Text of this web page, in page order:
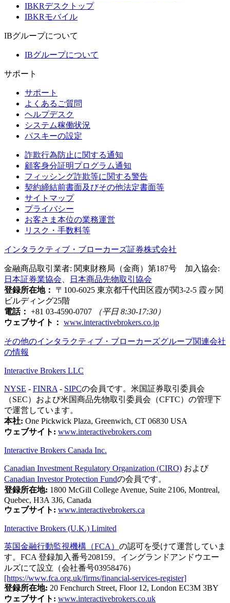
IBKRデスクトップ
IBKRモバイル
IBグループについて
IBグループについて
サポート
サポート
よくあるご質問
ヘルプデスク
システム稼働状況
パスキーの設定
詐欺行為防止に関する通知
顧客身分証明プログラム通知
フィッシング詐欺等に関する警告
契約締結前書面及びその他法定書面等
サイトマップ
プライバシー
お客さま本位の業務運営
リスク・手数料等
インタラクティブ・ブローカーズ証券株式会社
金融商品取引業者: 関東財務局（金商）第187号 加入協会:
日本証券業協会
日本商品先物取引協会
登録所在地：
〒100-6025 東京都千代田区霞が関3-2-5 霞ヶ関
ビルディング25階
電話： +81 03-4590-0707
（平日 8:30-17:30）
ウェブサイト： www.interactivebrokers.co.jp
その他のインタラクティブ・ブローカーズグループ関連会社
の情報
Interactive Brokers LLC
NYSE - FINRA - SIPCの会員です。米国証券取引委員会
（SEC）および米国商品先物取引委員会（CFTC）の管理下
で運営しています。
本社: One Pickwick Plaza, Greenwich, CT 06830 USA
ウェブサイト: www.interactivebrokers.com
Interactive Brokers Canada Inc.
Canadian Investment Regulatory Organization (CIRO) および
Canadian Investor Protection Fundの会員です。
登録所在地: 1800 McGill College Avenue, Suite 2106, Montreal,
Quebec, H3A 3J6, Canada
ウェブサイト: www.interactivebrokers.ca
Interactive Brokers (U.K.) Limited
英国金融行動監視機構（FCA） の認可を受けて運営していま
す。FCA 登録加入番号208159。イングランドアンドウエー
ルズにて設立（会社番号03958476）
[https://www.fca.org.uk/firms/financial-services-register]
登録所在地: 20 Fenchurch Street, Floor 12, London EC3M 3BY
ウェブサイト: www.interactivebrokers.co.uk